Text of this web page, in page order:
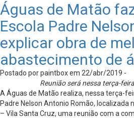
Águas de Matão
Escola Padre
explicar obra de
abastecimento de
Postado por paintbox em 22/abr/2019 -
Reunião será nessa terça-
A Águas de Matão realiza, nessa terça-
Padre Nelson Antonio Romão, localizada
– Vila Santa Cruz, uma reunião com a